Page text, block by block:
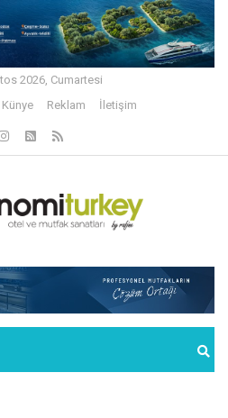
2026, Cumartesi
Künye Reklam İletişim